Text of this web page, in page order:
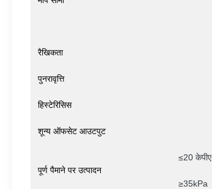
रैखिकता
पुनरावृत्ति
हिस्टेरिसिस
शून्य ऑफसेट आउटपुट
पूर्ण पैमाने पर उत्पादन
≤20 केपीए
≥35kPa